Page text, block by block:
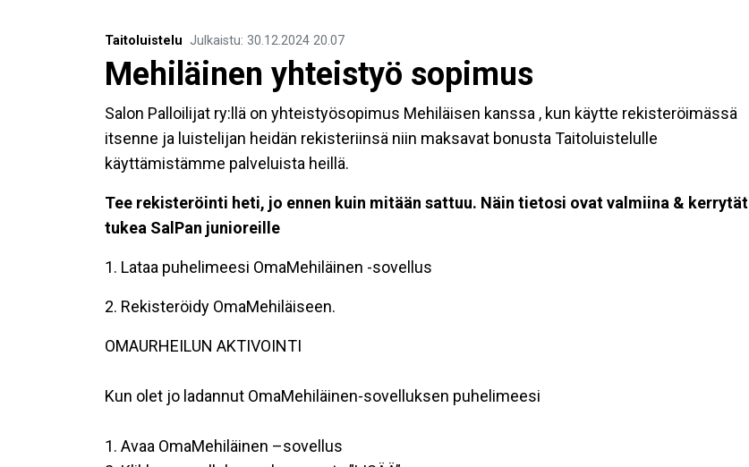
Taitoluistelu Julkaistu: 30.12.2024 20.07
Mehiläinen yhteistyö sopimus
Salon Palloilijat ry:llä on yhteistyösopimus Mehiläisen kanssa , kun käytte rekisteröimässä
itsenne ja luistelijan heidän rekisteriinsä niin maksavat bonusta Taitoluistelulle
käyttämistämme palveluista heillä.
Tee rekisteröinti heti, jo ennen kuin mitään sattuu. Näin tietosi ovat valmiina & kerrytät
tukea SalPan junioreille
1. Lataa puhelimeesi OmaMehiläinen -sovellus
2. Rekisteröidy OmaMehiläiseen.
OMAURHEILUN AKTIVOINTI
Kun olet jo ladannut OmaMehiläinen-sovelluksen puhelimeesi
1. Avaa OmaMehiläinen –sovellus